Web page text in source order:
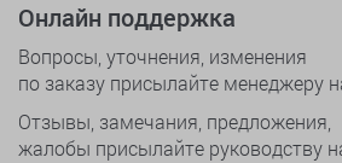
Онлайн поддержка
Вопросы, уточнения, изменения
по заказу присылайте менеджеру
Отзывы, замечания, предложения,
жалобы присылайте руководству